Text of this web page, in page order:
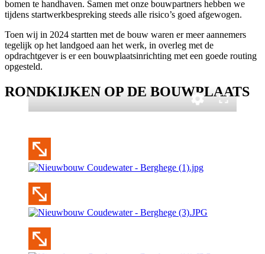
bomen te handhaven. Samen met onze bouwpartners hebben we
tijdens startwerkbespreking steeds alle risico’s goed afgewogen.
Toen wij in 2024 startten met de bouw waren er meer aannemers
tegelijk op het landgoed aan het werk, in overleg met de
opdrachtgever is er een bouwplaatsinrichting met een goede routing
opgesteld.
RONDKIJKEN OP DE BOUWPLAATS